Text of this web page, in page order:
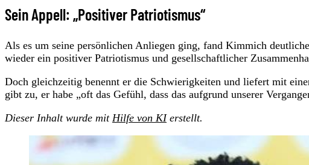
Sein Appell: „Positiver Patriotismus“
Als es um seine persönlichen Anliegen ging, fand Kimmich
wieder ein positiver Patriotismus und gesellschaftlicher
Doch gleichzeitig benennt er die Schwierigkeiten und liefert mit
gibt zu, er habe „oft das Gefühl, dass das aufgrund unserer
Dieser Inhalt wurde mit Hilfe von KIerstellt.